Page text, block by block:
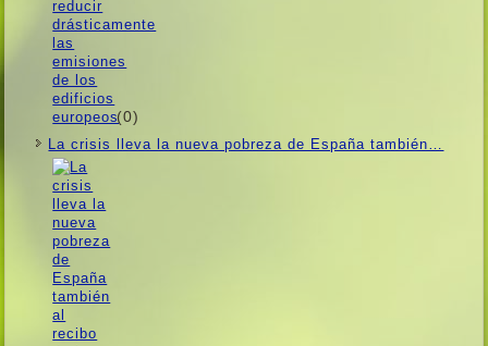
(0)
La crisis lleva la nueva pobreza de España también…